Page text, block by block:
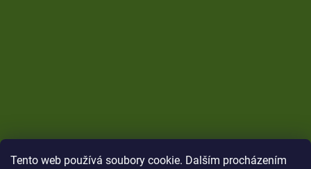
Tento web používá soubory cookie. Dalším procházením